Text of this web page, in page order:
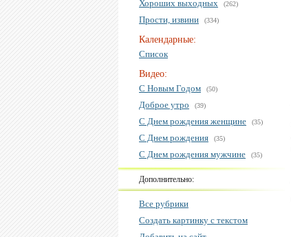
Хороших выходных (262)
Прости, извини (334)
Календарные:
Список
Видео:
С Новым Годом
(50)
Доброе утро (39)
С Днем рождения женщине (35)
С Днем рождения (35)
С Днем рождения мужчине (35)
Дополнительно:
Все рубрики
Создать картинку с текстом